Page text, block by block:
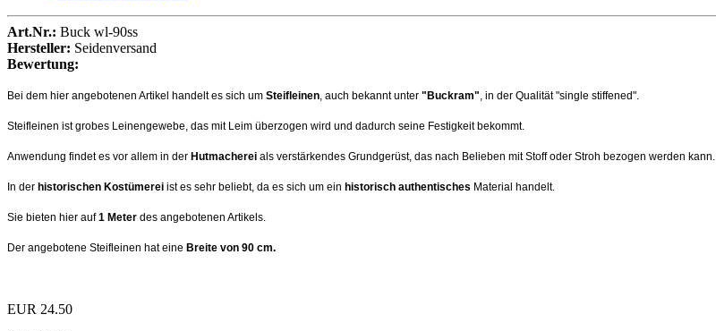
Art.Nr.: Buck wl-90ss
Hersteller: Seidenversand
Bewertung:
Bei dem hier angebotenen Artikel handelt es sich um Steifleinen, auch bekannt unter "Buckram", in der Qualität "single stiffened".
Steifleinen ist grobes Leinengewebe, das mit Leim überzogen wird und dadurch seine Festigkeit bekommt.
Anwendung findet es vor allem in der Hutmacherei als verstärkendes Grundgerüst, das nach Belieben mit Stoff oder Stroh bezogen werden kann.
In der historischen Kostümerei ist es sehr beliebt, da es sich um ein historisch authentisches Material handelt.
Sie bieten hier auf1 Meter des angebotenen Artikels.
Der angebotene Steifleinen hat eine Breite von 90 cm.
EUR 24.50